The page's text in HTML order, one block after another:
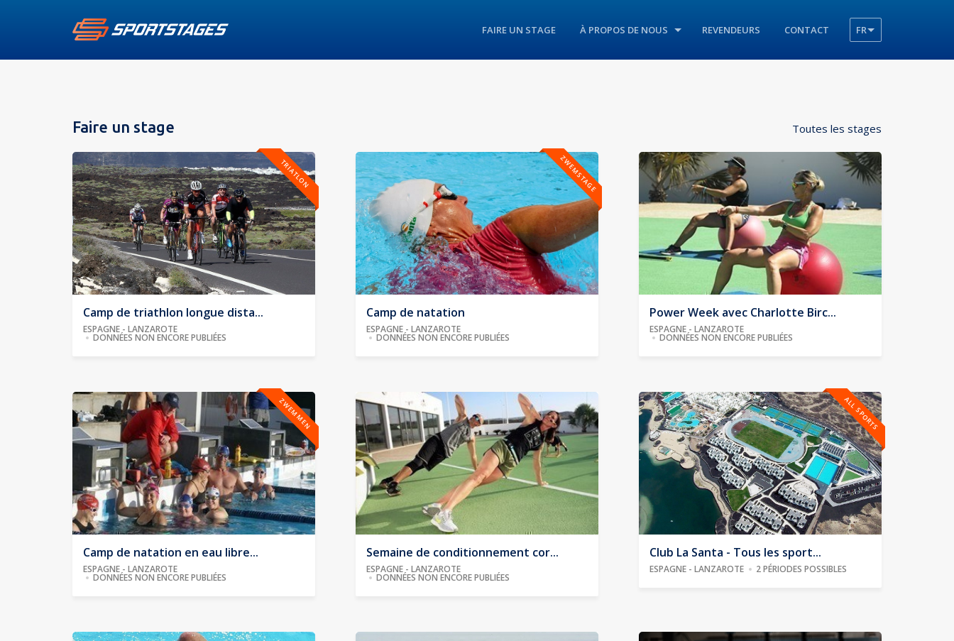
FAIRE UN STAGE À PROPOS DE NOUS REVENDEURS CONTACT FR
Faire un stage Toutes les stages
TRIATLON
Camp de triathlon longue dista...
ESPAGNE - LANZAROTE
DONNÉES NON ENCORE PUBLIÉES
ZWEMSTAGE
Camp de natation
ESPAGNE - LANZAROTE
DONNÉES NON ENCORE PUBLIÉES
Power Week avec Charlotte Birc...
ESPAGNE - LANZAROTE
DONNÉES NON ENCORE PUBLIÉES
ZWEMMEN
Camp de natation en eau libre...
ESPAGNE - LANZAROTE
DONNÉES NON ENCORE PUBLIÉES
Semaine de conditionnement cor...
ESPAGNE - LANZAROTE
DONNÉES NON ENCORE PUBLIÉES
ALL SPORTS
Club La Santa - Tous les sport...
ESPAGNE - LANZAROTE 2 PÉRIODES POSSIBLES